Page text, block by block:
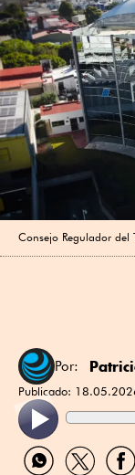
Consejo Regulador del
Por:
Publicado:
Compartir
por
Compartir
por
por